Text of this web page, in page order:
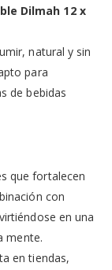
Dilmah 12 x
natural y sin
para
de bebidas
que fortalecen
con
en una
mente.
en tiendas,